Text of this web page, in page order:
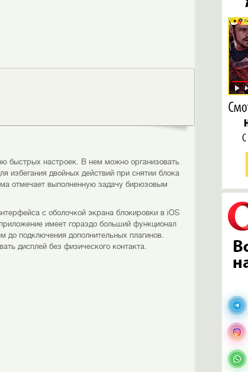
быстрых настроек. В нем можно организовать
избегания двойных действий при снятии блока
отмечает выполненную задачу бирюзовым
с оболочкой экрана блокировки в iOS
имеет гораздо больший функционал
подключения дополнительных плагинов.
дисплей без физического контакта.